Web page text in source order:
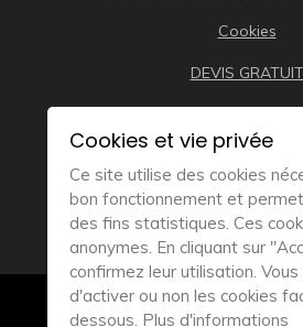
Cookies
DEVIS GRATUIT
© 2019 Remorque Bateau
Cookies et vie privée
Ce site utilise des cookies
bon fonctionnement et
des fins statistiques. Ces
anonymes. En cliquant sur
confirmez leur utilisation.
d'activer ou non les cookies
dessous. Plus d'informations